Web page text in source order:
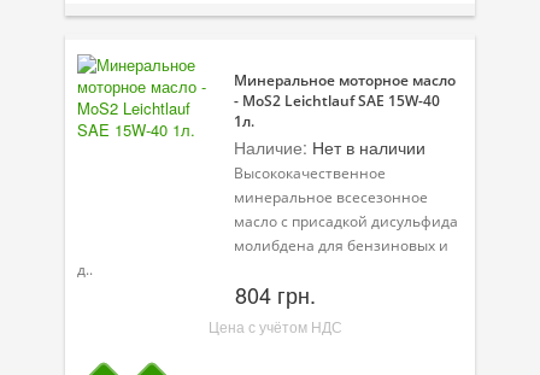
Минеральное моторное масло
- MoS2 Leichtlauf SAE 15W-40
1л.
Наличие: Нет в наличии
Высококачественное
минеральное всесезонное
масло с присадкой дисульфида
молибдена для бензиновых и
д..
804 грн.
Цена с учётом НДС